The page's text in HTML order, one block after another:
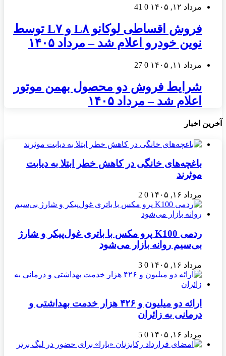
مرداد ۱۲, ۱۴۰۵ 0
41
فروش اقساطی لوکانو L۸ و L۷ توسط
نوین خودرو اعلام شد – مرداد ۱۴۰۵
مرداد ۱۱, ۱۴۰۵ 0
27
شرایط فروش دو محصول بهمن موتور
اعلام شد – مرداد ۱۴۰۵
آخرین اخبار
باغچه‌های خانگی در کاهش خطر ابتلا به دیابت
موثرند
مرداد ۱۶, ۱۴۰۵ 0
2
ردمی K100 پرو مکس با باتری غول‌پیکر و شارژ
بی‌سیم روانه بازار می‌شود
مرداد ۱۶, ۱۴۰۵ 0
3
ارائه دو میلیون و ۴۲۶ هزار خدمت بهداشتی و
درمانی به زائران
مرداد ۱۶, ۱۴۰۵ 0
5